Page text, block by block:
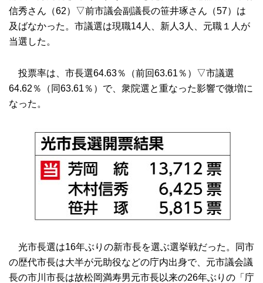
信秀さん（62）▽前市議会副議長の笹井琢さん（57）は
及ばなかった。市議選は現職14人、新人3人、元職１人が
当選した。
投票率は、市長選64.63％（前回63.61％）▽市議選
64.62％（同63.61％）で、衆院選と重なった影響で微増に
なった。
光市長選は16年ぶりの新市長を選ぶ選挙戦だった。同市
の歴代市長は大半が元助役などの庁内出身で、元市議会議
長の市川市長は故松岡満寿男元市長以来の26年ぶりの「庁